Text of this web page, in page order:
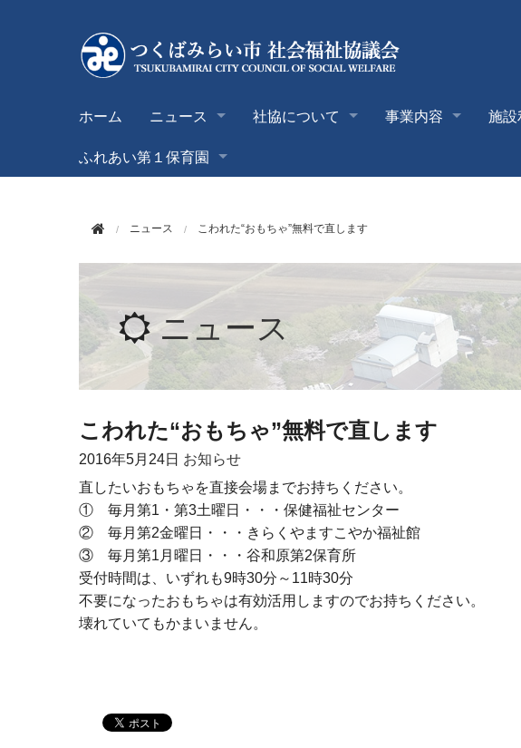
ホーム ニュース 社協について 事業内容 施
ふれあい第１保育園
ニュース こわれた“おもちゃ”無料で直します
ニュース
こわれた“おもちゃ”無料で直します
2016年5月24日 お知らせ
直したいおもちゃを直接会場までお持ちください。
① 毎月第1・第3土曜日・・・保健福祉センター
② 毎月第2金曜日・・・きらくやますこやか福祉館
③ 毎月第1月曜日・・・谷和原第2保育所
受付時間は、いずれも9時30分～11時30分
不要になったおもちゃは有効活用しますのでお持ちください。
壊れていてもかまいません。